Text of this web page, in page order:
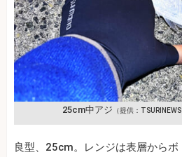
25cm中アジ （提供：
良型、25cm。レンジは表層からボ